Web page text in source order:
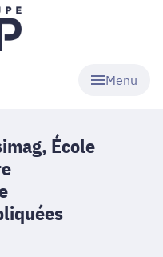
Menu
École